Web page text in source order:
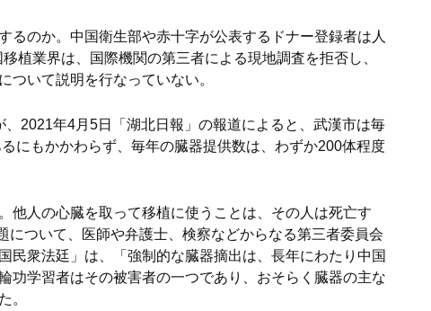
るのか。中国衛生部や赤十字が公表するドナー登録者は人
植業界は、国際機関の第三者による現地調査を拒否し、
ついて説明を行なっていない。
2021年4月5日「湖北日報」の報道によると、武漢市は毎
にもかかわらず、毎年の臓器提供数は、わずか200体程度
他人の心臓を取って移植に使うことは、その人は死亡す
について、医師や弁護士、検察などからなる第三者委員会
民衆法廷」は、「強制的な臓器摘出は、長年にわたり中国
功学習者はその被害者の一つであり、おそらく臓器の主な
。